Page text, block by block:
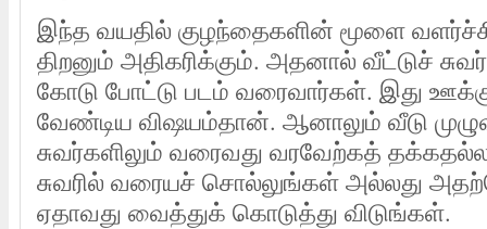
இந்த வயதில் குழந்தைகளின் மூளை
திறனும் அதிகரிக்கும். அதனால் வீட்டுச்
கோடு போட்டு படம் வரைவார்கள். இது
வேண்டிய விஷயம்தான். ஆனாலும் வீடு
சுவர்களிலும் வரைவது வரவேற்கத்
சுவரில் வரையச் சொல்லுங்கள் அல்லது
ஏதாவது வைத்துக் கொடுத்து விடுங்கள்.